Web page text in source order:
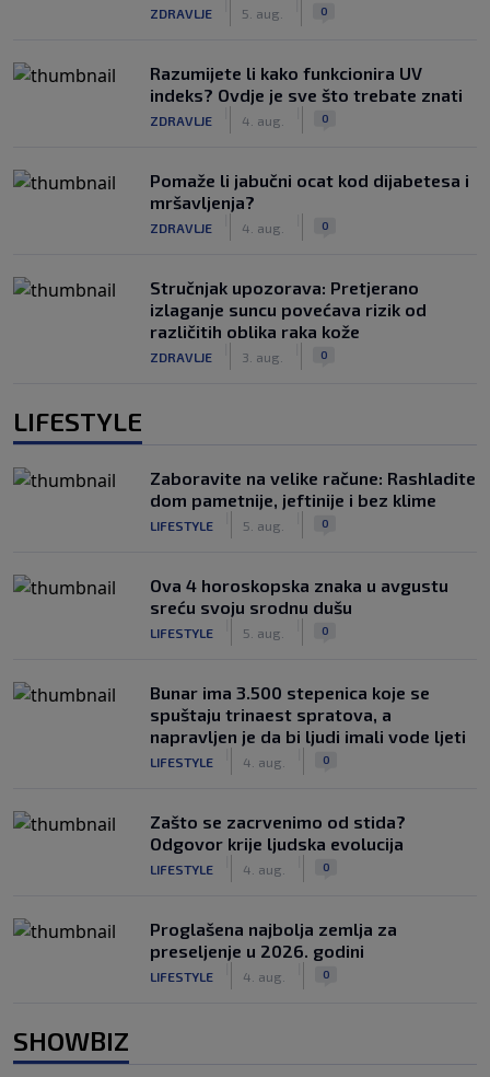
ZDRAVLJE 5. aug. 0
Razumijete li kako funkcionira UV
indeks? Ovdje je sve što trebate znati
ZDRAVLJE 4. aug. 0
Pomaže li jabučni ocat kod dijabetesa i
mršavljenja?
ZDRAVLJE 4. aug. 0
Stručnjak upozorava: Pretjerano
izlaganje suncu povećava rizik od
različitih oblika raka kože
ZDRAVLJE 3. aug. 0
LIFESTYLE
Zaboravite na velike račune: Rashladite
dom pametnije, jeftinije i bez klime
LIFESTYLE 5. aug. 0
Ova 4 horoskopska znaka u avgustu
sreću svoju srodnu dušu
LIFESTYLE 5. aug. 0
Bunar imа 3.500 stepenica koje se
spuštaju trinaest spratova, a
napravljen je da bi ljudi imali vode ljeti
LIFESTYLE 4. aug. 0
Zašto se zacrvenimo od stida?
Odgovor krije ljudska evolucija
LIFESTYLE 4. aug. 0
Proglašena najbolja zemlja za
preseljenje u 2026. godini
LIFESTYLE 4. aug. 0
SHOWBIZ